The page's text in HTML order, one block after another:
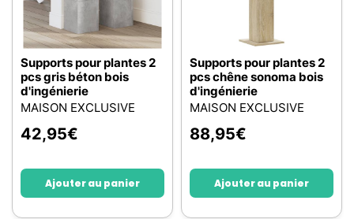
Supports pour plantes 2
pcs gris béton bois
d'ingénierie
MAISON EXCLUSIVE
42,95€
Ajouter au panier
Supports pour plantes 2
pcs chêne sonoma bois
d'ingénierie
MAISON EXCLUSIVE
88,95€
Ajouter au panier